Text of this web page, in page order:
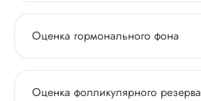
Оценка гормонального фона
Оценка фолликулярного резерва